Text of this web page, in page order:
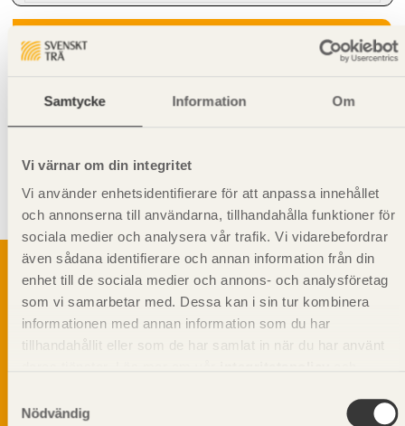
Samtycke Information Om
Vi värnar om din integritet
Vi använder enhetsidentifierare för att anpassa innehållet
och annonserna till användarna, tillhandahålla funktioner för
sociala medier och analysera vår trafik. Vi vidarebefordrar
även sådana identifierare och annan information från din
enhet till de sociala medier och annons- och analysföretag
som vi samarbetar med. Dessa kan i sin tur kombinera
informationen med annan information som du har
tillhandahållit eller som de har samlat in när du har använt
Nödvändig
Hanteringsinstruktioner
Giltighet
Kompletterande information
Stående montering rekommenderas
Svenskt Träs Produktkatalog är svensk
sågverksnärings digitala produktkatalog för att